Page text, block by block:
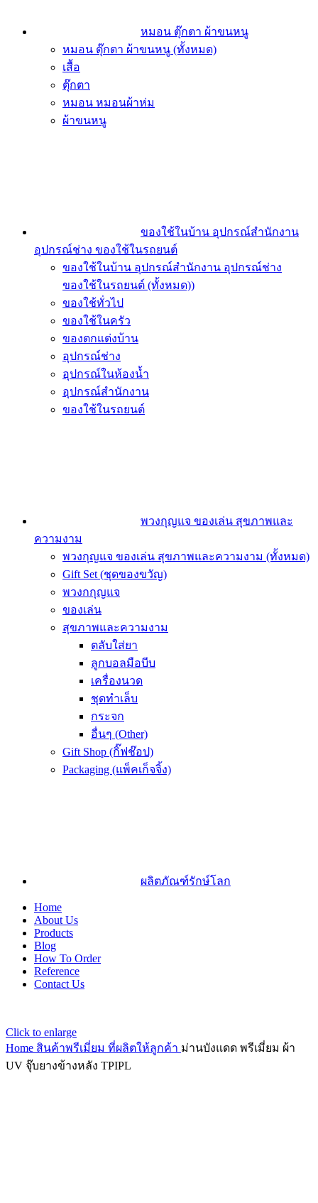
หมอน ตุ๊กตา ผ้าขนหนู
หมอน ตุ๊กตา ผ้าขนหนู (ทั้งหมด)
เสื้อ
ตุ๊กตา
หมอน หมอนผ้าห่ม
ผ้าขนหนู
ของใช้ในบ้าน อุปกรณ์สำนักงาน
อุปกรณ์ช่าง ของใช้ในรถยนต์
ของใช้ในบ้าน อุปกรณ์สำนักงาน อุปกรณ์ช่าง
ของใช้ในรถยนต์ (ทั้งหมด))
ของใช้ทั่วไป
ของใช้ในครัว
ของตกแต่งบ้าน
อุปกรณ์ช่าง
อุปกรณ์ในห้องน้ำ
อุปกรณ์สำนักงาน
ของใช้ในรถยนต์
พวงกุญแจ ของเล่น สุขภาพและ
ความงาม
พวงกุญแจ ของเล่น สุขภาพและความงาม (ทั้งหมด)
Gift Set (ชุดของขวัญ)
พวงกกุญแจ
ของเล่น
สุขภาพและความงาม
ตลับใส่ยา
ลูกบอลมือบีบ
เครื่องนวด
ชุดทำเล็บ
กระจก
อื่นๆ (Other)
Gift Shop (กิ๊ฟช๊อป)
Packaging (แพ็คเก็จจิ้ง)
ผลิตภัณฑ์รักษ์โลก
Home
About Us
Products
Blog
How To Order
Reference
Contact Us
Click to enlarge
Home สินค้าพรีเมี่ยม ที่ผลิตให้ลูกค้า ม่านบังแดด พรีเมี่ยม ผ้า
UV จุ๊บยางข้างหลัง TPIPL